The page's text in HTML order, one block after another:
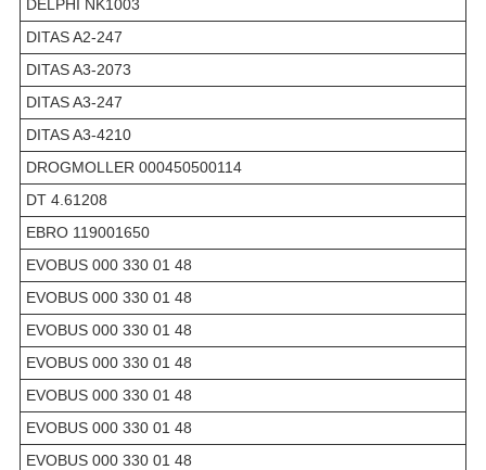
DELPHI NK1003
DITAS A2-247
DITAS A3-2073
DITAS A3-247
DITAS A3-4210
DROGMOLLER 000450500114
DT 4.61208
EBRO 119001650
EVOBUS 000 330 01 48
EVOBUS 000 330 01 48
EVOBUS 000 330 01 48
EVOBUS 000 330 01 48
EVOBUS 000 330 01 48
EVOBUS 000 330 01 48
EVOBUS 000 330 01 48